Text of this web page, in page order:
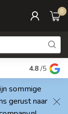
0
Elke dag
4.8 /5
sommige
gerust naar